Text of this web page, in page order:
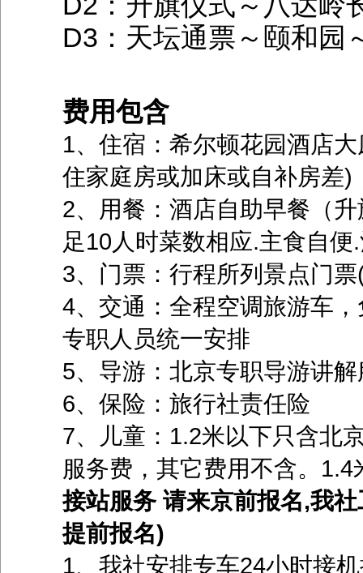
D3：天坛通票～颐和园
费用包含
1、住宿：希尔顿花园酒店
住家庭房或加床或自补房差)
2、用餐：酒店自助早餐（
足10人时菜数相应.主食自便
3、门票：行程所列景点门
4、交通：全程空调旅游车
专职人员统一安排
5、导游：北京专职导游讲解
6、保险：旅行社责任险
7、儿童：1.2米以下只含北
服务费，其它费用不含。
接站服务 请来京前报名,我
提前报名)
1、我社安排专车24小时接